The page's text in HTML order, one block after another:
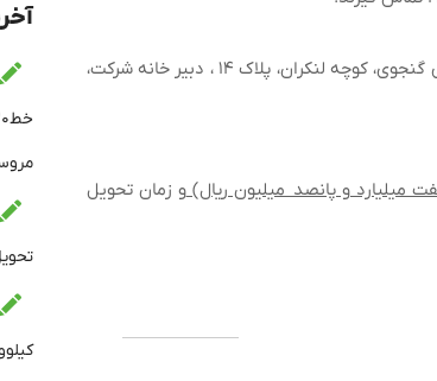
نشانی ارسال پیشنهادات: تهران، خیابان ولی عصر، خیابان توانیر(شهید عباسپور)،خیابان نظامی گنجوی، کوچه لنکران، پلاک ۱۴ ، دبیر خانه شرکت،
و زمان تحویل